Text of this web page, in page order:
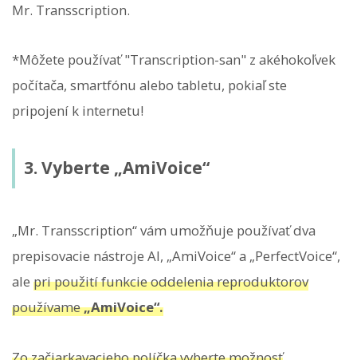
Mr. Transscription.
*Môžete používať "Transcription-san" z akéhokoľvek
počítača, smartfónu alebo tabletu, pokiaľ ste
pripojení k internetu!
3. Vyberte „AmiVoice“
„Mr. Transscription“ vám umožňuje používať dva
prepisovacie nástroje AI, „AmiVoice“ a „PerfectVoice“,
ale pri použití funkcie oddelenia reproduktorov
používame„AmiVoice“.